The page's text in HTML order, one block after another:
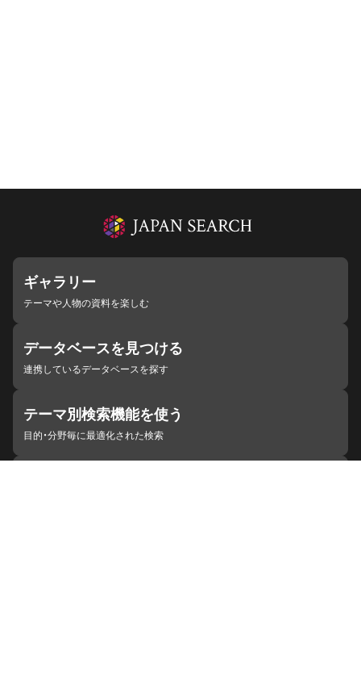
ギャラリー
テーマや人物の資料を楽しむ
データベースを見つける
連携しているデータベースを探す
テーマ別検索機能を使う
目的・分野毎に最適化された検索